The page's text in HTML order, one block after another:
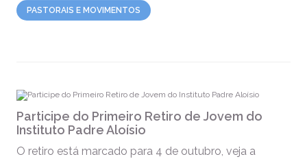
PASTORAIS E MOVIMENTOS
Participe do Primeiro Retiro de Jovem do
Instituto Padre Aloísio
O retiro está marcado para 4 de outubro, veja a